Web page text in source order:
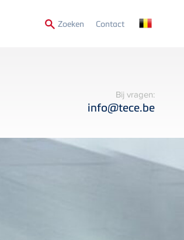
Zoeken Secondary
Contact
Bij vragen:
info@tece.be